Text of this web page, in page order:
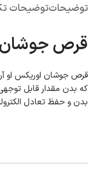
توضیحاتتوضیحات
قرص
قرص جوشان اوریکس او
که بدن مقدار قابل
بدن و حفظ تعادل